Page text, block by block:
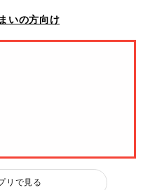
いの方向け
リで見る